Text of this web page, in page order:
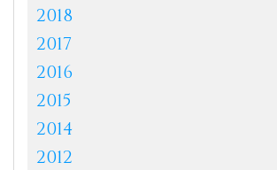
2018
2017
2016
2015
2014
2012